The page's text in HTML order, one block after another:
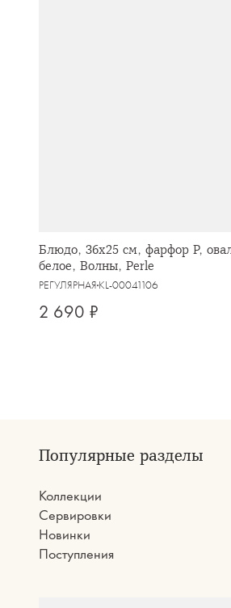
Блюдо, 36х25 см, фарфор P,
белое, Волны, Perle
РЕГУЛЯРНАЯ KL-00041106
2 690 ₽
Популярные разделы
Коллекции
Сервировки
Новинки
Поступления